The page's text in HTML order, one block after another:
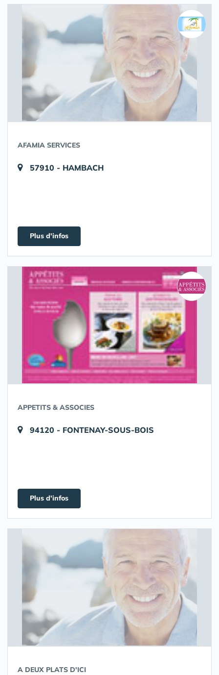
AFAMIA SERVICES
57910 - HAMBACH
Plus d'infos
APPETITS & ASSOCIES
94120 - FONTENAY-SOUS-BOIS
Plus d'infos
A DEUX PLATS D'ICI